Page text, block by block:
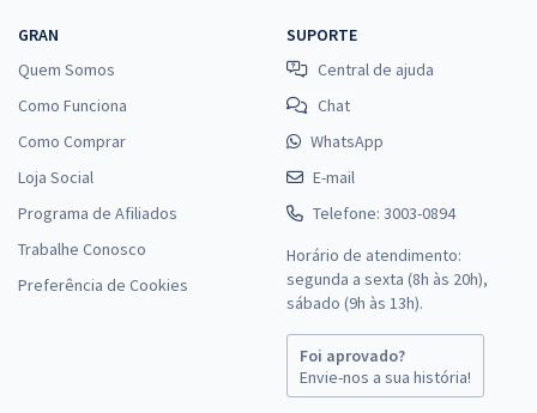
GRAN
Quem Somos
Como Funciona
Como Comprar
Loja Social
Programa de Afiliados
Trabalhe Conosco
Preferência de Cookies
SUPORTE
Central de ajuda
Chat
WhatsApp
E-mail
Telefone: 3003-0894
Horário de atendimento:
segunda a sexta (8h às 20h),
sábado (9h às 13h).
Foi aprovado?
Envie-nos a sua história!